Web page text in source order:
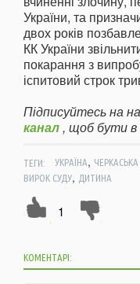
України, та
двох років
КК України
покарання з
іспитовий строк
Підписуйтесь на
канал, щоб бути в
ТЕГИ: УКРАЇНА,
ВИРОК СУДУ, ДИТИНА
1
КОМЕНТАРІ: